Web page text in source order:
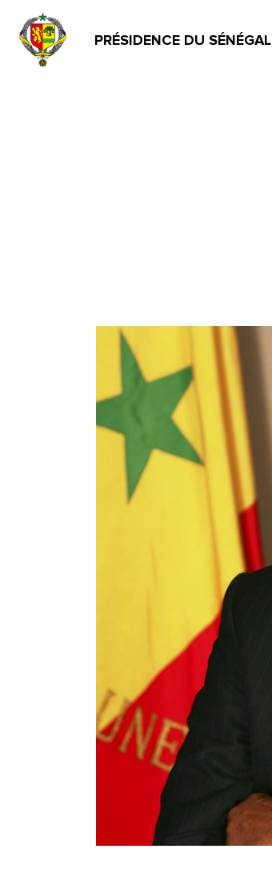
PRÉSIDENCE DU SÉNÉGAL